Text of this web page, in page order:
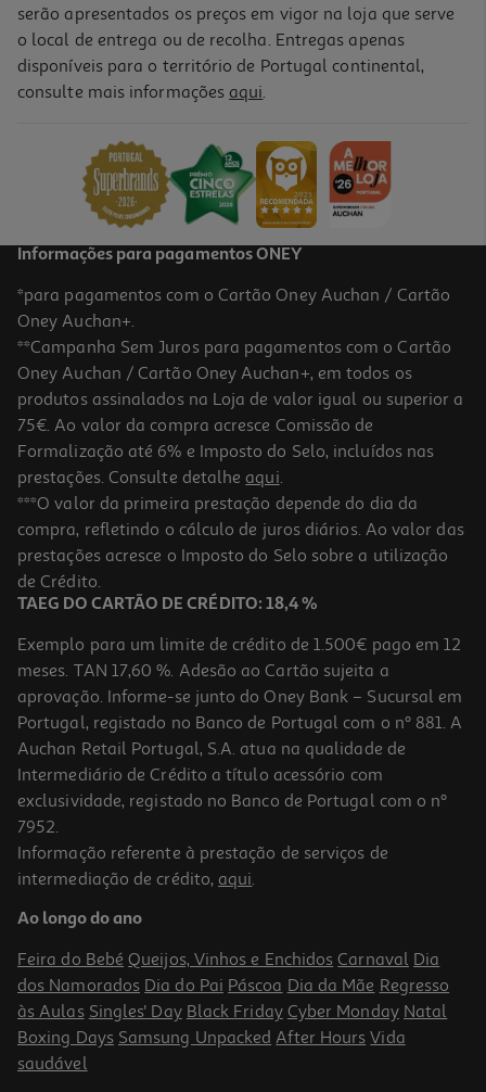
Lombos Auchan Perca-Do-Nilo 400g
-11%
Lombos De Salmão Auchan Noruega Sem Pele Asc 2un 250g
21.2 €/Kg
Price reduced from
5,95 €to
5,30 €
Promoção
-25%
Lombos Escamudo-Do-Alasca Iglo 660g
10.59 €/Kg
6,99 €
Promoção
serão apresentados os preços em vigor na loja que serve
o local de entrega ou de recolha. Entregas apenas
disponíveis para o território de Portugal continental,
consulte mais informações aqui.
Informações para pagamentos ONEY
*para pagamentos com o Cartão Oney Auchan / Cartão
Oney Auchan+.
**Campanha Sem Juros para pagamentos com o Cartão
Oney Auchan / Cartão Oney Auchan+, em todos os
produtos assinalados na Loja de valor igual ou superior a
75€. Ao valor da compra acresce Comissão de
Formalização até 6% e Imposto do Selo, incluídos nas
prestações. Consulte detalhe aqui.
***O valor da primeira prestação depende do dia da
compra, refletindo o cálculo de juros diários. Ao valor das
prestações acresce o Imposto do Selo sobre a utilização
de Crédito.
TAEG DO CARTÃO DE CRÉDITO: 18,4 %
Exemplo para um limite de crédito de 1.500€ pago em 12
meses. TAN 17,60 %. Adesão ao Cartão sujeita a
aprovação. Informe-se junto do Oney Bank – Sucursal em
Portugal, registado no Banco de Portugal com o nº 881. A
Auchan Retail Portugal, S.A. atua na qualidade de
Intermediário de Crédito a título acessório com
exclusividade, registado no Banco de Portugal com o nº
7952.
Informação referente à prestação de serviços de
intermediação de crédito, aqui.
Ao longo do ano
Feira do Bebé Queijos, Vinhos e Enchidos Carnaval Dia
dos Namorados Dia do Pai Páscoa Dia da Mãe Regresso
às Aulas Singles' Day Black Friday Cyber Monday Natal
Boxing Days Samsung Unpacked After Hours Vida
saudável